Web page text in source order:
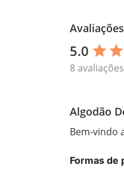
5.0 star star
8 avaliações
Algodão
Bem-vindo
Formas de